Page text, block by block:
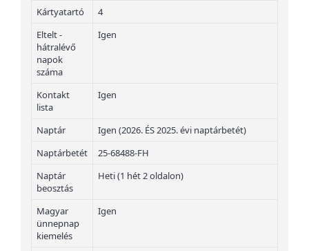
Kártyatartó
4
Eltelt -
hátralévő
napok
száma
Igen
Kontakt
lista
Igen
Naptár
Igen (2026. ÉS 2025. évi naptárbetét)
Naptárbetét
25-68488-FH
Naptár
beosztás
Heti (1 hét 2 oldalon)
Magyar
ünnepnap
kiemelés
Igen